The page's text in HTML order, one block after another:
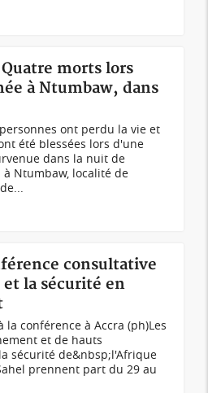
morts lors
à Ntumbaw, dans
ont perdu la vie et
été blessées lors d'une
dans la nuit de
Ntumbaw, localité de
consultative
la sécurité en
la conférence à Accra (ph)Les
et de hauts
sécurité de&nbsp;l'Afrique
prennent part du 29 au